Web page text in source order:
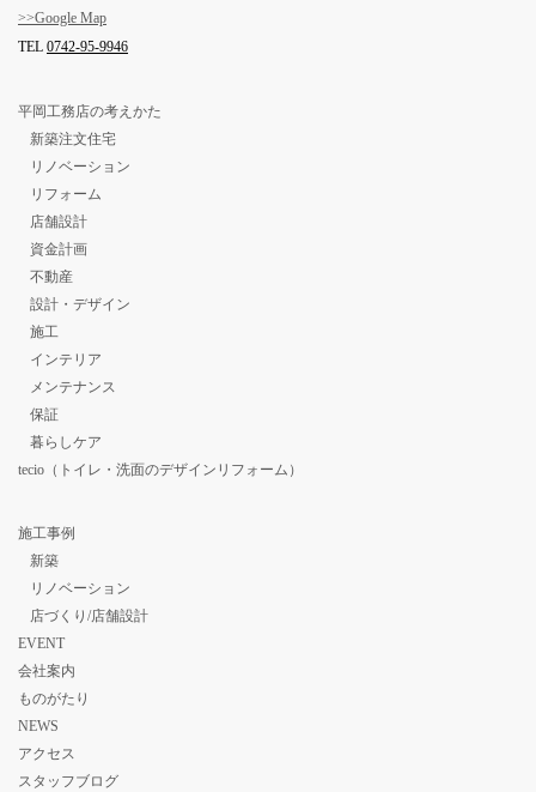
>>Google Map
TEL 0742-95-9946
平岡工務店の考えかた
新築注文住宅
リノベーション
リフォーム
店舗設計
資金計画
不動産
設計・デザイン
施工
インテリア
メンテナンス
保証
暮らしケア
tecio（トイレ・洗面のデザインリフォーム）
施工事例
新築
リノベーション
店づくり/店舗設計
EVENT
会社案内
ものがたり
NEWS
アクセス
スタッフブログ